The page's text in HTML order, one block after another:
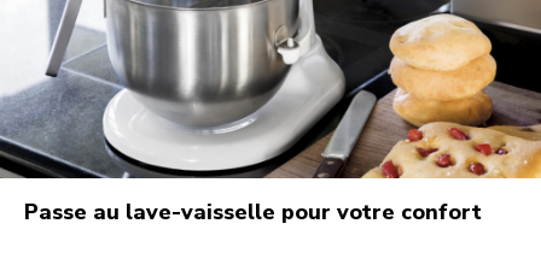
Passe au lave-vaisselle pour votre confort